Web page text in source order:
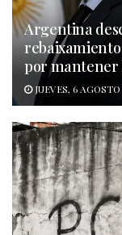
Argentina
por mantener
JUEVES, 6